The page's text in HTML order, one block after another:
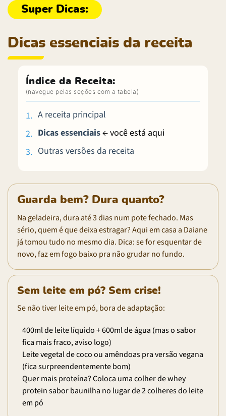
Dicas essenciais da receita
Índice da Receita:
A receita principal
Dicas essenciais← você está aqui
Outras versões da receita
Guarda bem? Dura quanto?
Na geladeira, dura até 3 dias num pote fechado. Mas
sério, quem é que deixa estragar? Aqui em casa a Daiane
já tomou tudo no mesmo dia. Dica: se for esquentar de
novo, faz em fogo baixo pra não grudar no fundo.
Sem leite em pó? Sem crise!
Se não tiver leite em pó, bora de adaptação:
400ml de leite líquido + 600ml de água (mas o sabor
fica mais fraco, aviso logo)
Leite vegetal de coco ou amêndoas pra versão vegana
(fica surpreendentemente bom)
Quer mais proteína? Coloca uma colher de whey
protein sabor baunilha no lugar de 2 colheres do leite
em pó